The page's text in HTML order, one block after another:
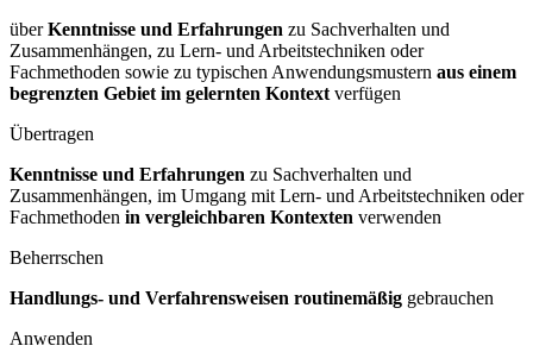
überKenntnisse und Erfahrungen zu Sachverhalten und
Zusammenhängen, zu Lern- und Arbeitstechniken oder
Fachmethoden sowie zu typischen Anwendungsmustern aus einem
begrenzten Gebiet im gelernten Kontext verfügen
Übertragen
Kenntnisse und Erfahrungen zu Sachverhalten und
Zusammenhängen, im Umgang mit Lern- und Arbeitstechniken oder
Fachmethoden in vergleichbaren Kontexten verwenden
Beherrschen
Handlungs- und Verfahrensweisen routinemäßig gebrauchen
Anwenden